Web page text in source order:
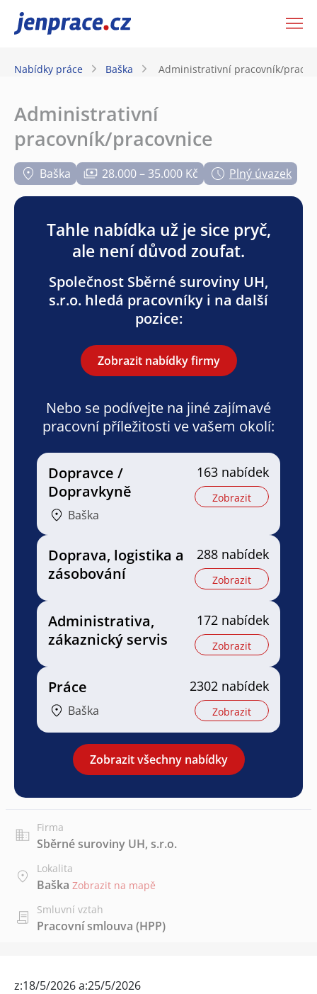
JenPráce.cz
Nabídky práce Baška Administrativní pracovník/
Administrativní
pracovník/pracovnice
Baška 28.000 – 35.000 Kč Plný úvazek
Tahle nabídka už je sice pryč,
ale není důvod zoufat.
Společnost Sběrné suroviny UH,
s.r.o. hledá pracovníky i na další
pozice:
Zobrazit nabídky firmy
Nebo se podívejte na jiné zajímavé
pracovní příležitosti ve vašem okolí:
Dopravce /
Dopravkyně
Baška
163 nabídek
Zobrazit
Doprava, logistika a
zásobování
288 nabídek
Zobrazit
Administrativa,
zákaznický servis
172 nabídek
Zobrazit
Práce
Baška
2302 nabídek
Zobrazit
Zobrazit všechny nabídky
Firma
Sběrné suroviny UH, s.r.o.
Lokalita
Baška Zobrazit na mapě
Smluvní vztah
Pracovní smlouva (HPP)
z:18/5/2026 a:25/5/2026